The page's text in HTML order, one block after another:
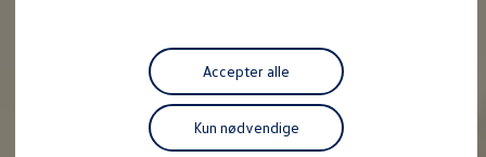
Accepter alle
Kun nødvendige
Fordele ved at vælge autoriseret værksted til din
Om Volkswagen
Nyheder
Tilmeld nyhedsbrev
Pressemeddelser
Kalenderbillede